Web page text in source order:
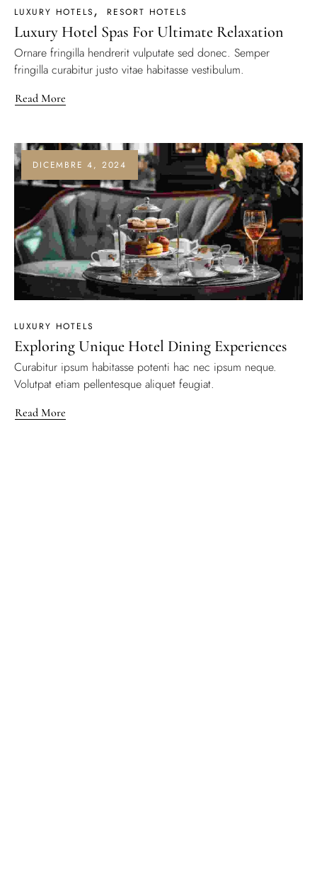
LUXURY HOTELS RESORT HOTELS
Luxury Hotel Spas For Ultimate Relaxation
Ornare fringilla hendrerit vulputate sed donec. Semper
fringilla curabitur justo vitae habitasse vestibulum.
Read More
DICEMBRE 4, 2024
LUXURY HOTELS
Exploring Unique Hotel Dining Experiences
Curabitur ipsum habitasse potenti hac nec ipsum neque.
Volutpat etiam pellentesque aliquet feugiat.
Read More